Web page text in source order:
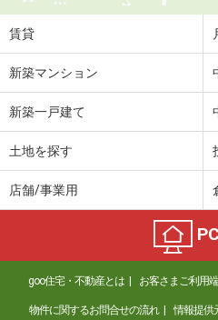
賃貸
新築マンション
新築一戸建て
土地を探す
店舗/事業用
goo住宅・不動産とは お客さまご利用
物件に関するお問合せの流れ 情報提供